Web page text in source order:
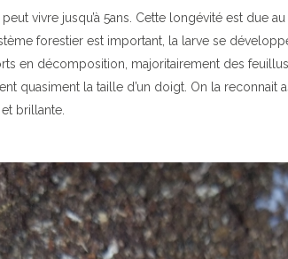
peut vivre jusqu’à 5ans. Cette longévité est due
forestier est important, la larve se
en décomposition, majoritairement des feuillus
quasiment la taille d’un doigt. On la reconnait
brillante.